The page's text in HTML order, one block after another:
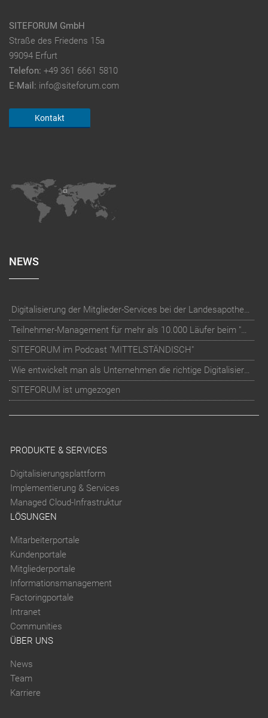
SITEFORUM GmbH
Straße des Friedens 15a
99094 Erfurt
Telefon: +49 361 6661 5810
E-Mail: info@siteforum.com
Kontakt
NEWS
Digitalisierung der Mitglieder-Services bei der Landesapothekerkammer Baden-Württemberg
Teilnehmer-Management für mehr als 10.000 Läufer beim "RUN Thüringer Unternehmenslauf"
SITEFORUM im Podcast "MITTELSTÄNDISCH"
Wie entwickelt man als Unternehmen die richtige Digitalisierungs-Strategie?
SITEFORUM ist umgezogen
PRODUKTE & SERVICES
Digitalisierungsplattform
Implementierung & Services
Managed Cloud-Infrastruktur
LÖSUNGEN
Mitarbeiterportale
Kundenportale
Mitgliederportale
Informationsmanagement
Factoringportale
Intranet
Communities
ÜBER UNS
News
Team
Karriere